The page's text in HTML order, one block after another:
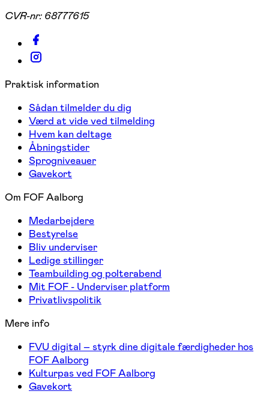
CVR-nr: 68777615
Praktisk information
Sådan tilmelder du dig
Værd at vide ved tilmelding
Hvem kan deltage
Åbningstider
Sprogniveauer
Gavekort
Om FOF Aalborg
Medarbejdere
Bestyrelse
Bliv underviser
Ledige stillinger
Teambuilding og polterabend
Mit FOF - Underviser platform
Privatlivspolitik
Mere info
FVU digital – styrk dine digitale færdigheder hos
FOF Aalborg
Kulturpas ved FOF Aalborg
Gavekort